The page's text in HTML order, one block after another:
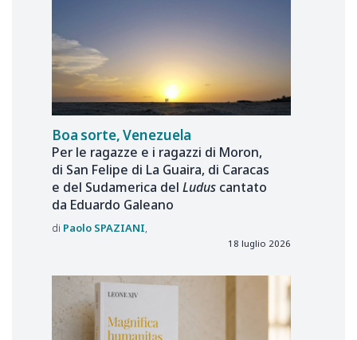
Boa sorte, Venezuela
Per le ragazze e i ragazzi di Moron,
di San Felipe di La Guaira, di Caracas
e del Sudamerica del Ludus cantato
da Eduardo Galeano
Paolo SPAZIANI
18 luglio 2026